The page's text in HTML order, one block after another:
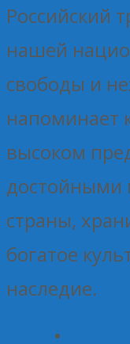
Российский
нашей
свободы и
напоминает
высоком
достойными
страны,
богатое
наследие.